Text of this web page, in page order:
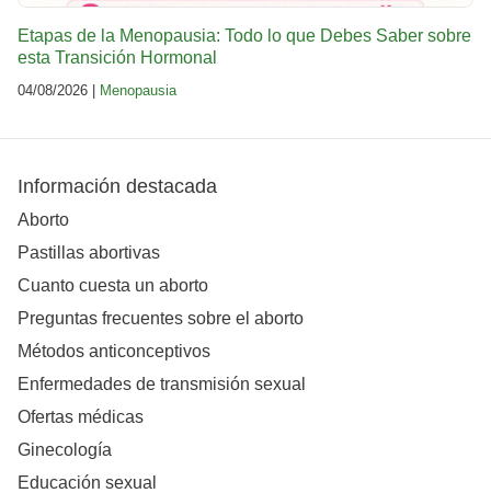
Etapas de la Menopausia: Todo lo que Debes Saber sobre
esta Transición Hormonal
04/08/2026 | Menopausia
Información destacada
Aborto
Pastillas abortivas
Cuanto cuesta un aborto
Preguntas frecuentes sobre el aborto
Métodos anticonceptivos
Enfermedades de transmisión sexual
Ofertas médicas
Ginecología
Educación sexual